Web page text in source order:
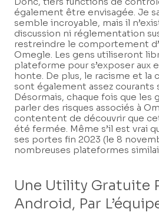
également être envisagée. Je
semble incroyable, mais il
discussion ni réglementation
restreindre le comportement
Omegle. Les gens utiliseront
plateforme pour s’exposer aux
honte. De plus, le racisme et la
sont également assez courants
Désormais, chaque fois que les
parler des risques associés à
contentent de découvrir que
été fermée. Même s’il est vrai
ses portes fin 2023 (le 8
nombreuses plateformes
Une Utility Gratuite
Android, Par